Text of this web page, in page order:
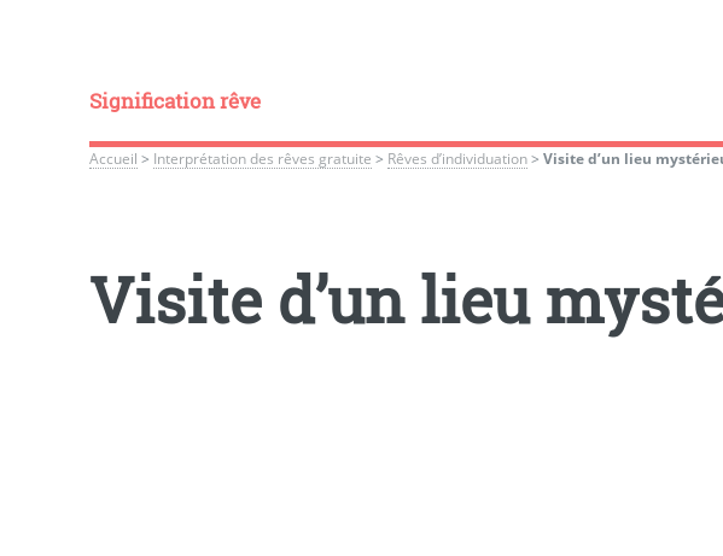
Signification rêve
Accueil > Interprétation des rêves gratuite > Rêves d’individuation> Visite d’un lieu
Visite d’un lieu